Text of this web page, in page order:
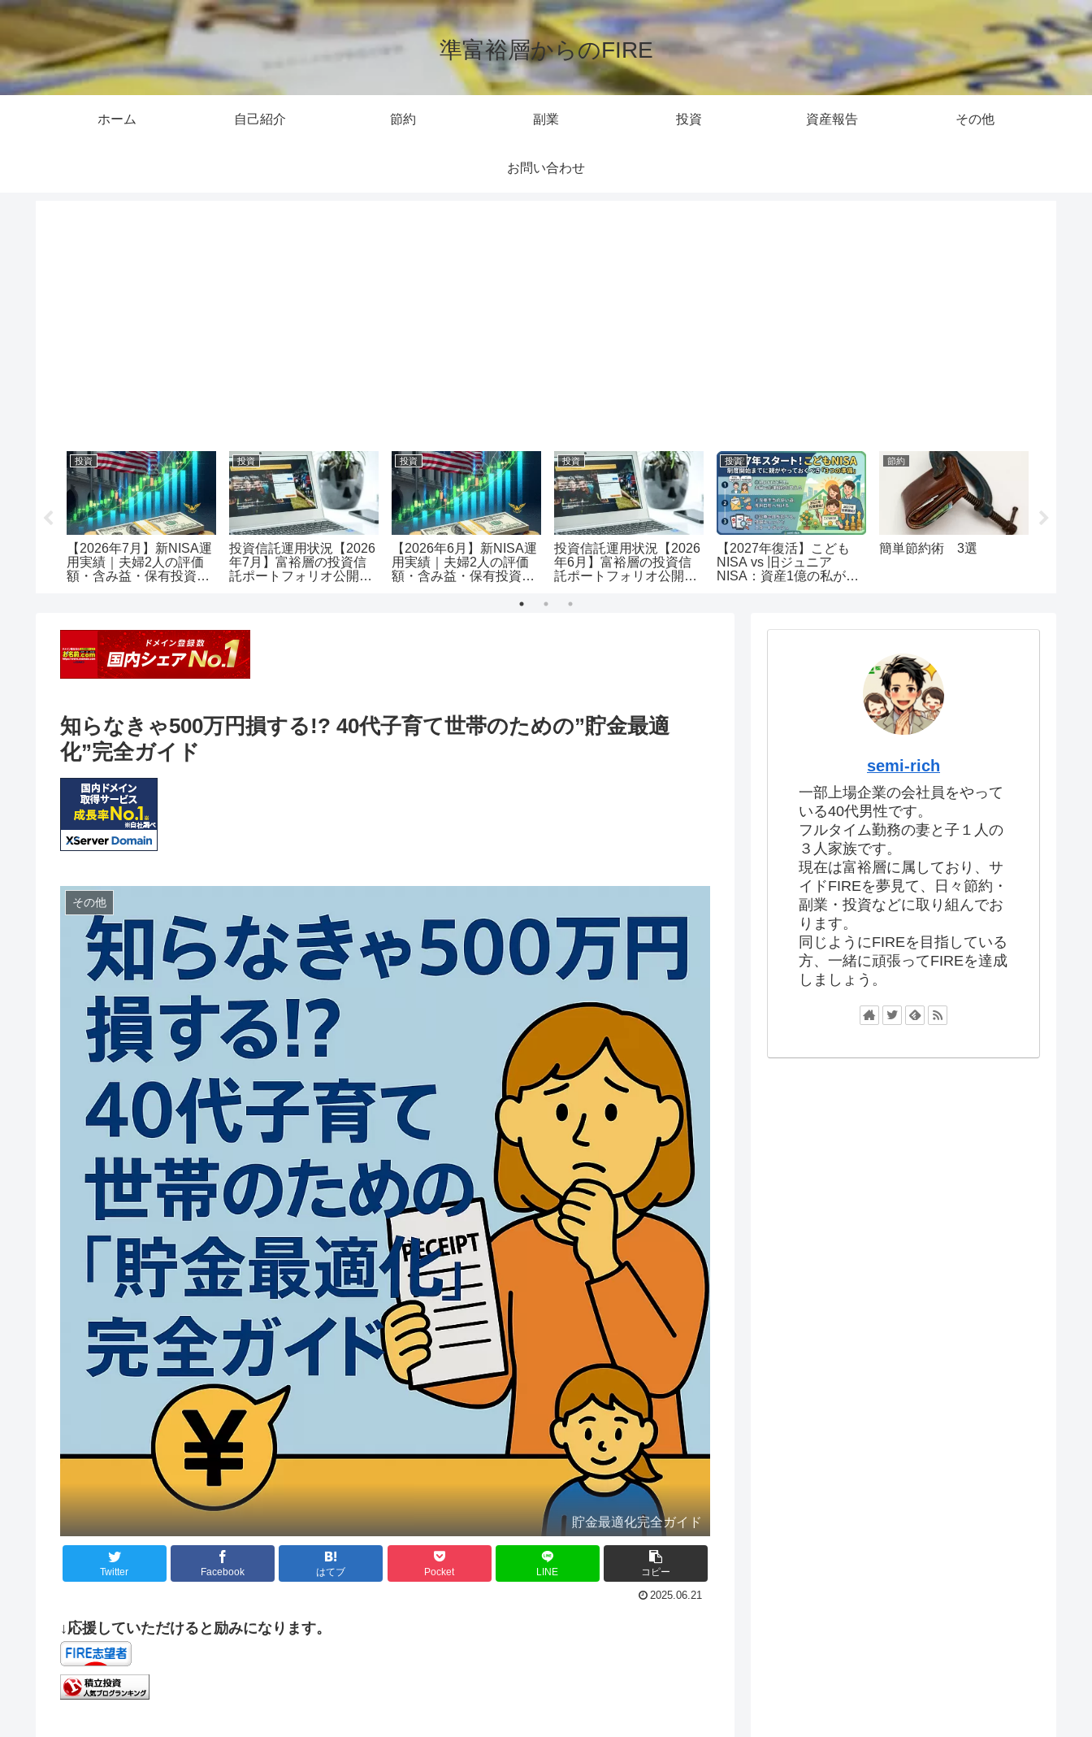
準富裕層からのFIRE
ホーム 自己紹介 節約 副業 投資 資産報告 その他
お問い合わせ
投資
【2026年7月】新NISA運
用実績｜夫婦2人の評価
額・含み益・保有投資信
投資
投資信託運用状況【2026
年7月】富裕層の投資信
託ポートフォリオ公開｜
投資
【2026年6月】新NISA運
用実績｜夫婦2人の評価
額・含み益・保有投資信
投資
投資信託運用状況【2026
年6月】富裕層の投資信
託ポートフォリオ公開｜
+5,455万円のリアル運用
投資
【2027年復活】こども
NISA vs 旧ジュニア
NISA：資産1億の私が出
節約
簡単節約術 3選
知らなきゃ500万円損する!? 40代子育て世帯のための”貯金最適
化”完全ガイド
その他
貯金最適化完全ガイド
Twitter Facebook はてブ Pocket LINE コピー
2025.06.21
↓応援していただけると励みになります。
semi-rich
一部上場企業の会社員をやって
いる40代男性です。
フルタイム勤務の妻と子１人の
３人家族です。
現在は富裕層に属しており、サ
イドFIREを夢見て、日々節約・
副業・投資などに取り組んでお
ります。
同じようにFIREを目指している
方、一緒に頑張ってFIREを達成
しましょう。